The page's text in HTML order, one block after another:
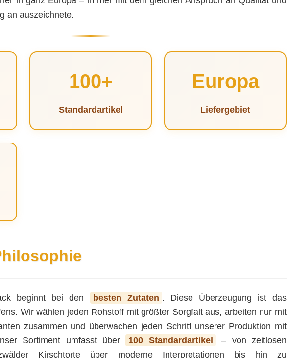
an auszeichnete.
100+
Standardartikel
Europa
Liefergebiet
beginnt bei den besten Zutaten . Diese Überzeugung ist das
Wir wählen jeden Rohstoff mit größter Sorgfalt aus, arbeiten nur mit
zusammen und überwachen jeden Schritt unserer Produktion mit
Sortiment umfasst über
100 Standardartikel
– von zeitlosen
Kirschtorte über moderne Interpretationen bis hin zu